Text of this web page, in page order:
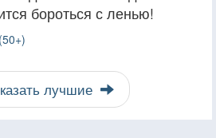
бороться с ленью!
лучшие